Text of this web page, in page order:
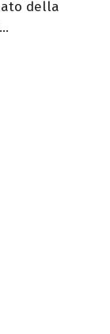
della